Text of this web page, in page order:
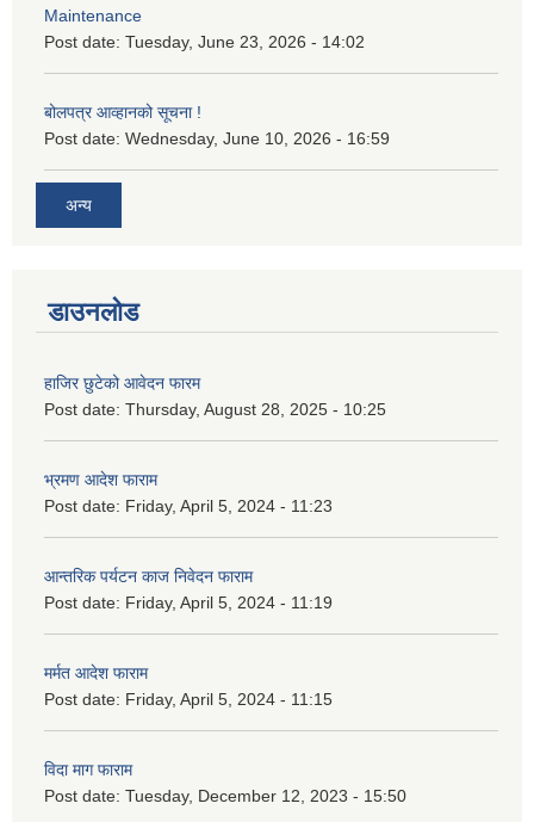
Maintenance
Post date: Tuesday, June 23, 2026 - 14:02
बोलपत्र आव्हानको सूचना !
Post date: Wednesday, June 10, 2026 - 16:59
अन्य
डाउनलोड
हाजिर छुटेको आवेदन फारम
Post date: Thursday, August 28, 2025 - 10:25
भ्रमण आदेश फाराम
Post date: Friday, April 5, 2024 - 11:23
आन्तरिक पर्यटन काज निवेदन फाराम
Post date: Friday, April 5, 2024 - 11:19
मर्मत आदेश फाराम
Post date: Friday, April 5, 2024 - 11:15
विदा माग फाराम
Post date: Tuesday, December 12, 2023 - 15:50